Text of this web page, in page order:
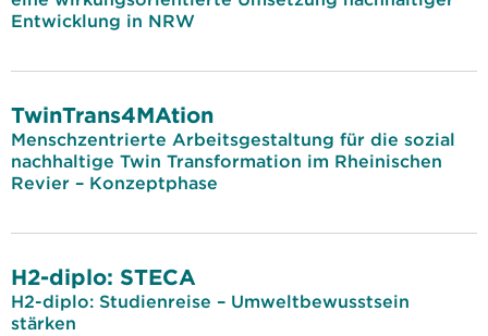
Entwicklung in NRW
TwinTrans4MAtion
Menschzentrierte Arbeitsgestaltung für die sozial
nachhaltige Twin Transformation im Rheinischen
Revier – Konzeptphase
H2-diplo: STECA
H2-diplo: Studienreise – Umweltbewusstsein
stärken